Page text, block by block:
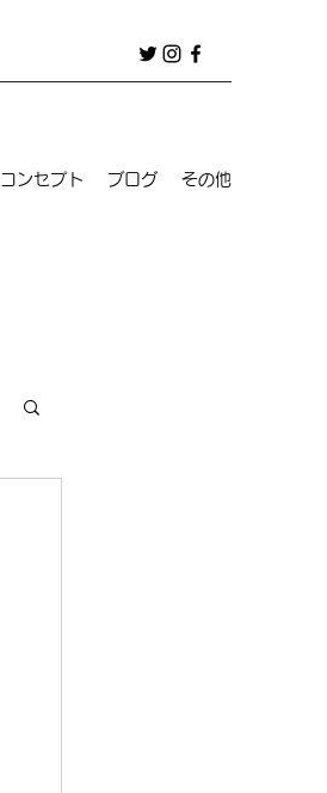
コンセプト ブログ その他